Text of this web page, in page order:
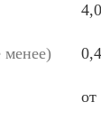
менее)
от